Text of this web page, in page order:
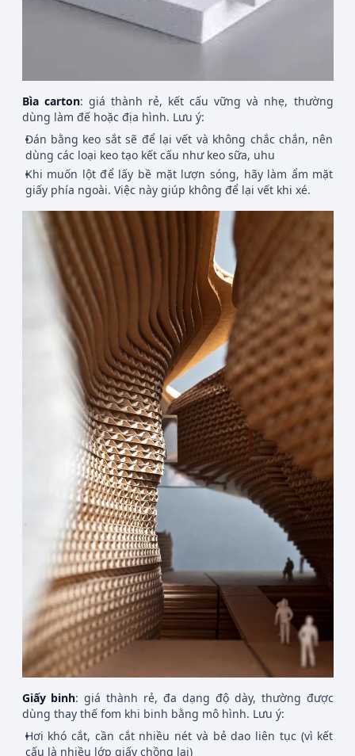
Bìa carton: giá thành rẻ, kết cấu vững và nhẹ, thường
dùng làm đế hoặc địa hình. Lưu ý:
Dán bằng keo sắt sẽ để lại vết và không chắc chắn, nên
dùng các loại keo tạo kết cấu như keo sữa, uhu
Khi muốn lột để lấy bề mặt lượn sóng, hãy làm ẩm mặt
giấy phía ngoài. Việc này giúp không để lại vết khi xé.
Giấy binh: giá thành rẻ, đa dạng độ dày, thường được
dùng thay thế fom khi binh bằng mô hình. Lưu ý:
Hơi khó cắt, cần cắt nhiều nét và bẻ dao liên tục (vì kết
cấu là nhiều lớp giấy chồng lại)